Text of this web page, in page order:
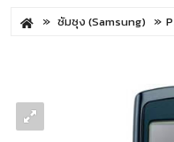
ซัมซุง (Samsung)